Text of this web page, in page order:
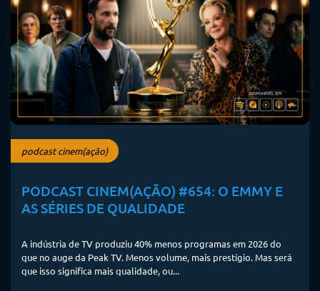
podcast cinem(ação)
PODCAST CINEM(AÇÃO) #654: O EMMY E
AS SÉRIES DE QUALIDADE
A indústria de TV produziu 40% menos programas em 2026 do
que no auge da Peak TV. Menos volume, mais prestígio. Mas será
que isso significa mais qualidade, ou...